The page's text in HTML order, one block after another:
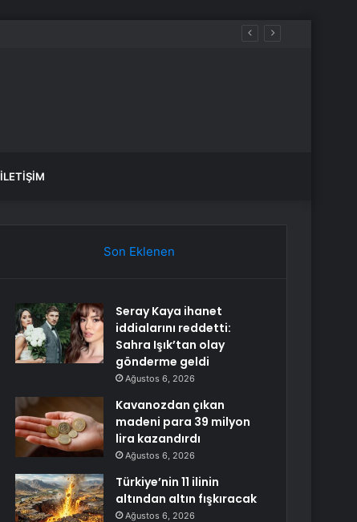
İLETIŞIM
Son Eklenen
Seray Kaya ihanet
iddialarını reddetti:
Sahra Işık’tan olay
gönderme geldi
Ağustos 6, 2026
Kavanozdan çıkan
madeni para 39 milyon
lira kazandırdı
Ağustos 6, 2026
Türkiye’nin 11 ilinin
altından altın fışkıracak
Ağustos 6, 2026